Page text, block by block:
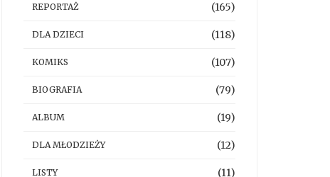
REPORTAŻ (165)
DLA DZIECI (118)
KOMIKS (107)
BIOGRAFIA (79)
ALBUM (19)
DLA MŁODZIEŻY (12)
LISTY (11)